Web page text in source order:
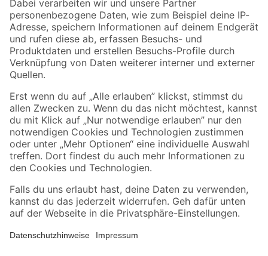
Zahlungsarten Versandarten
Sicher einkaufen
Jetzt die toom-App herunterladen
Alle Preisangaben in EUR inkl. gesetzl. MwSt.. Die dargestellten Angebote sind unter
Umständen nicht in allen Märkten verfügbar. Die angegebenen Verfügbarkeiten beziehen
Produkte nur solange der Vorrat reicht.
*Paketversand ab 59 € versandkostenfrei, gilt nicht für Artikel mit Speditionsversand, hier